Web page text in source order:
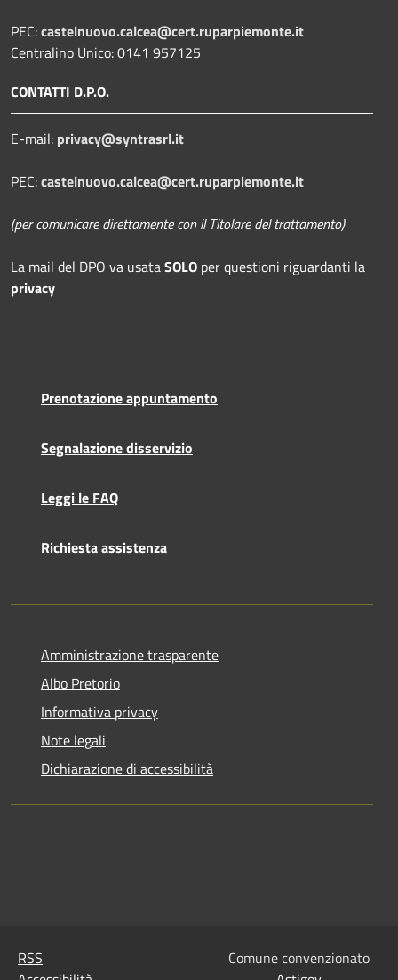
PEC:castelnuovo.calcea@cert.ruparpiemonte.it
Centralino Unico: 0141 957125
CONTATTI D.P.O.
E-mail: privacy@syntrasrl.it
PEC:castelnuovo.calcea@cert.ruparpiemonte.it
(per comunicare direttamente con il Titolare del trattamento)
La mail del DPO va usataSOLO per questioni riguardanti la
privacy
Prenotazione appuntamento
Segnalazione disservizio
Leggi le FAQ
Richiesta assistenza
Amministrazione trasparente
Albo Pretorio
Informativa privacy
Note legali
Dichiarazione di accessibilità
RSS
Comune convenzionato